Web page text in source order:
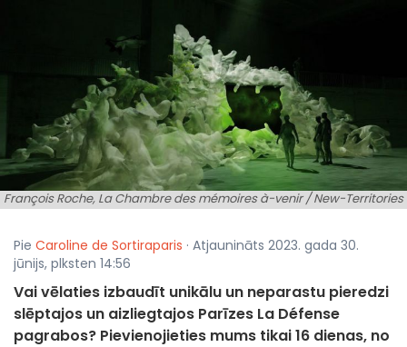
François Roche, La Chambre des mémoires à-venir / New-Territories
Pie Caroline de Sortiraparis · Atjaunināts 2023. gada 30.
jūnijs, plksten 14:56
Vai vēlaties izbaudīt unikālu un neparastu pieredzi
slēptajos un aizliegtajos Parīzes La Défense
pagrabos? Pievienojieties mums tikai 16 dienas, no